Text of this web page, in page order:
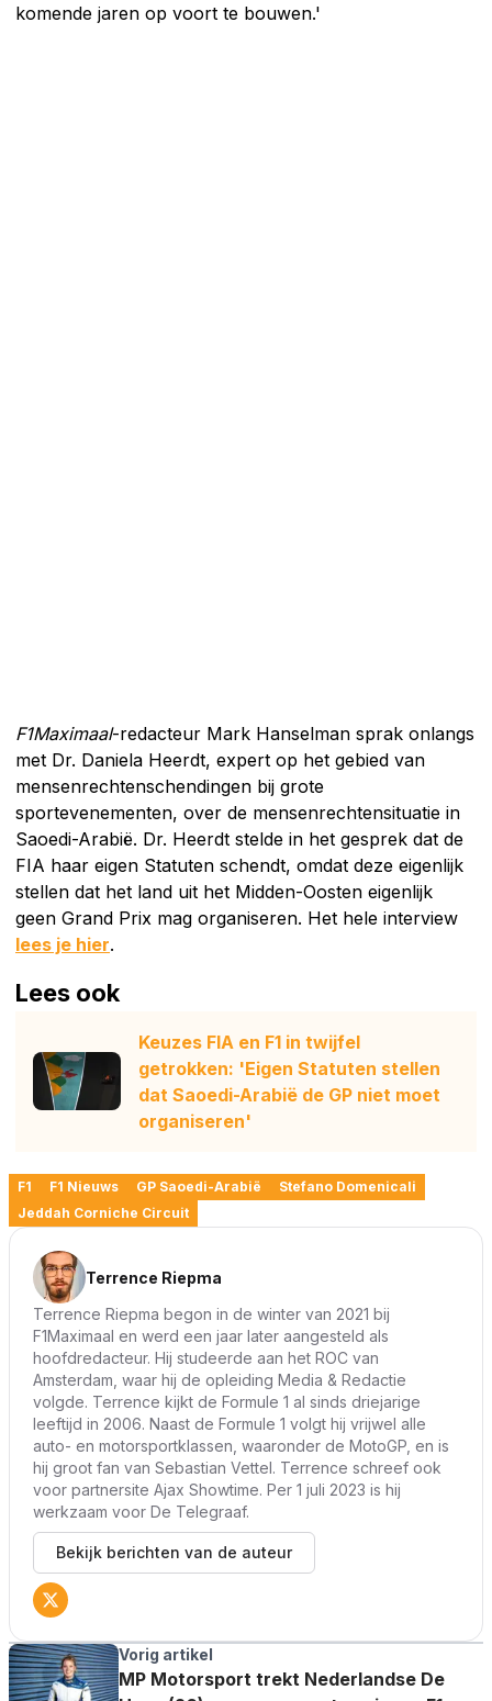
komende jaren op voort te bouwen.'
F1Maximaal-redacteur Mark Hanselman sprak onlangs
met Dr. Daniela Heerdt, expert op het gebied van
mensenrechtenschendingen bij grote
sportevenementen, over de mensenrechtensituatie in
Saoedi-Arabië. Dr. Heerdt stelde in het gesprek dat de
FIA haar eigen Statuten schendt, omdat deze eigenlijk
stellen dat het land uit het Midden-Oosten eigenlijk
geen Grand Prix mag organiseren. Het hele interview
lees je hier.
Lees ook
Keuzes FIA en F1 in twijfel
getrokken: 'Eigen Statuten stellen
dat Saoedi-Arabië de GP niet moet
organiseren'
F1 F1 Nieuws GP Saoedi-Arabië
Stefano Domenicali
Jeddah Corniche Circuit
Terrence Riepma
Terrence Riepma begon in de winter van 2021 bij
F1Maximaal en werd een jaar later aangesteld als
hoofdredacteur. Hij studeerde aan het ROC van
Amsterdam, waar hij de opleiding Media & Redactie
volgde. Terrence kijkt de Formule 1 al sinds driejarige
leeftijd in 2006. Naast de Formule 1 volgt hij vrijwel alle
auto- en motorsportklassen, waaronder de MotoGP, en is
hij groot fan van Sebastian Vettel. Terrence schreef ook
voor partnersite Ajax Showtime. Per 1 juli 2023 is hij
werkzaam voor De Telegraaf.
Bekijk berichten van de auteur
Vorig artikel
MP Motorsport trekt Nederlandse De